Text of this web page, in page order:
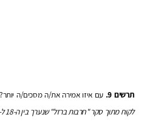
תרשים 9. עם איזו אמירה את/ה מסכים/ה
לקוח מתוך סקר "חרבות ברזל" שנערך בין ה-18 ל-21 ביולי 2024.